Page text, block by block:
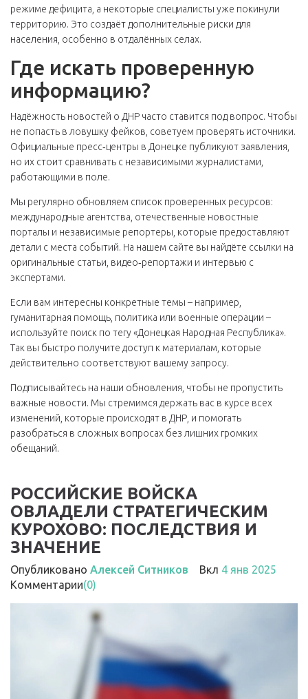
режиме дефицита, а некоторые специалисты уже покинули
территорию. Это создаёт дополнительные риски для
населения, особенно в отдалённых селах.
Где искать проверенную
информацию?
Надёжность новостей о ДНР часто ставится под вопрос. Чтобы
не попасть в ловушку фейков, советуем проверять источники.
Официальные пресс‑центры в Донецке публикуют заявления,
но их стоит сравнивать с независимыми журналистами,
работающими в поле.
Мы регулярно обновляем список проверенных ресурсов:
международные агентства, отечественные новостные
порталы и независимые репортеры, которые предоставляют
детали с места событий. На нашем сайте вы найдёте ссылки на
оригинальные статьи, видео‑репортажи и интервью с
экспертами.
Если вам интересны конкретные темы – например,
гуманитарная помощь, политика или военные операции –
используйте поиск по тегу «Донецкая Народная Республика».
Так вы быстро получите доступ к материалам, которые
действительно соответствуют вашему запросу.
Подписывайтесь на наши обновления, чтобы не пропустить
важные новости. Мы стремимся держать вас в курсе всех
изменений, которые происходят в ДНР, и помогать
разобраться в сложных вопросах без лишних громких
обещаний.
РОССИЙСКИЕ ВОЙСКА
ОВЛАДЕЛИ СТРАТЕГИЧЕСКИМ
КУРОХОВО: ПОСЛЕДСТВИЯ И
ЗНАЧЕНИЕ
Опубликовано Алексей Ситников Вкл 4 янв 2025
Комментарии(0)